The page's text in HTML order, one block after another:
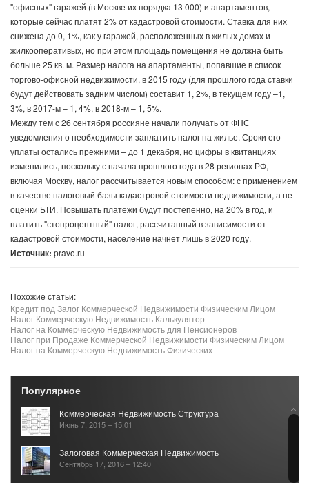
"офисных" гаражей (в Москве их порядка 13 000) и апартаментов,
которые сейчас платят 2% от кадастровой стоимости. Ставка для них
снижена до 0, 1%, как у гаражей, расположенных в жилых домах и
жилкооперативых, но при этом площадь помещения не должна быть
больше 25 кв. м. Размер налога на апартаменты, попавшие в список
торгово-офисной недвижимости, в 2015 году (для прошлого года ставки
будут действовать задним числом) составит 1, 2%, в текущем году –1,
3%, в 2017-м – 1, 4%, в 2018-м – 1, 5%.
Между тем с 26 сентября россияне начали получать от ФНС
уведомления о необходимости заплатить налог на жилье. Сроки его
уплаты остались прежними – до 1 декабря, но цифры в квитанциях
изменились, поскольку с начала прошлого года в 28 регионах РФ,
включая Москву, налог рассчитывается новым способом: с применением
в качестве налоговый базы кадастровой стоимости недвижимости, а не
оценки БТИ. Повышать платежи будут постепенно, на 20% в год, и
платить "стопроцентный" налог, рассчитанный в зависимости от
кадастровой стоимости, население начнет лишь в 2020 году.
Источник: pravo.ru
Похожие статьи:
Кредит под Залог Коммерческой Недвижимости Физическим Лицом
Налог Коммерческую Недвижимость Калькулятор
Налог на Коммерческую Недвижимость для Пенсионеров
Налог при Продаже Коммерческой Недвижимости Физическим Лицом
Налог на Коммерческую Недвижимость Физических
Популярное
Коммерческая Недвижимость Структура
Июнь 7, 2015 – 15:01
Залоговая Коммерческая Недвижимость
Сентябрь 17, 2016 – 12:40